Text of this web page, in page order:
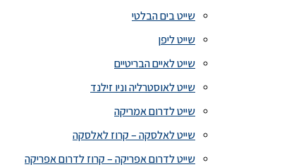
שייט בים הבלטי
שייט ליפן
שייט לאיים הבריטיים
שייט לאוסטרליה וניו זילנד
שייט לדרום אמריקה
שייט לאלסקה – קרוז לאלסקה
שייט לדרום אפריקה – קרוז לדרום אפריקה